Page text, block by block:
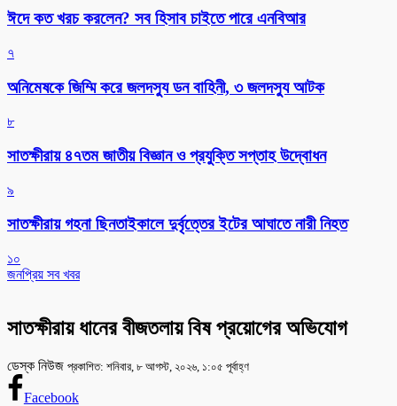
ঈদে কত খরচ করলেন? সব হিসাব চাইতে পারে এনবিআর
৭
অনিমেষকে জিম্মি করে জলদস্যু ডন বাহিনী, ৩ জলদস্যু আটক
৮
সাতক্ষীরায় ৪৭তম জাতীয় বিজ্ঞান ও প্রযুক্তি সপ্তাহ উদ্বোধন
৯
সাতক্ষীরায় গহনা ছিনতাইকালে দুর্বৃত্তের ইটের আঘাতে নারী নিহত
১০
জনপ্রিয় সব খবর
সাতক্ষীরায় ধানের বীজতলায় বিষ প্রয়োগের অভিযোগ
ডেস্ক নিউজ প্রকাশিত: শনিবার, ৮ আগস্ট, ২০২৬, ১:০৫ পূর্বাহ্ণ
Facebook